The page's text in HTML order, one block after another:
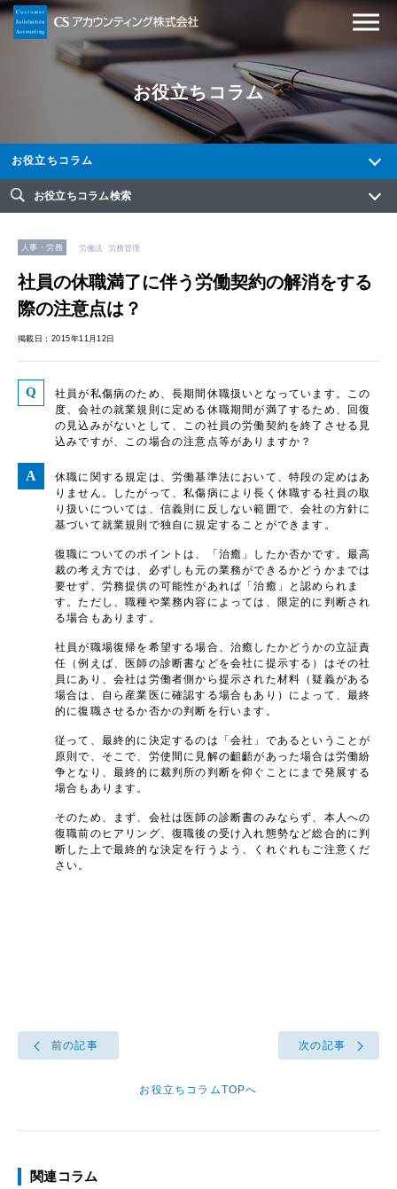
お役立ちコラム
お役立ちコラム
お役立ちコラム検索
人事・労務 労働法 労務管理
社員の休職満了に伴う労働契約の解消をする
際の注意点は？
掲載日：2015年11月12日
社員が私傷病のため、長期間休職扱いとなっています。この
度、会社の就業規則に定める休職期間が満了するため、回復
の見込みがないとして、この社員の労働契約を終了させる見
込みですが、この場合の注意点等がありますか？
休職に関する規定は、労働基準法において、特段の定めはあ
りません。したがって、私傷病により長く休職する社員の取
り扱いについては、信義則に反しない範囲で、会社の方針に
基づいて就業規則で独自に規定することができます。
復職についてのポイントは、「治癒」したか否かです。最高
裁の考え方では、必ずしも元の業務ができるかどうかまでは
要せず、労務提供の可能性があれば「治癒」と認められま
す。ただし、職種や業務内容によっては、限定的に判断され
る場合もあります。
社員が職場復帰を希望する場合、治癒したかどうかの立証責
任（例えば、医師の診断書などを会社に提示する）はその社
員にあり、会社は労働者側から提示された材料（疑義がある
場合は、自ら産業医に確認する場合もあり）によって、最終
的に復職させるか否かの判断を行います。
従って、最終的に決定するのは「会社」であるということが
原則で、そこで、労使間に見解の齟齬があった場合は労働紛
争となり、最終的に裁判所の判断を仰ぐことにまで発展する
場合もあります。
そのため、まず、会社は医師の診断書のみならず、本人への
復職前のヒアリング、復職後の受け入れ態勢など総合的に判
断した上で最終的な決定を行うよう、くれぐれもご注意くだ
さい。
前の記事
お役立ちコラムTOPへ
次の記事
関連コラム